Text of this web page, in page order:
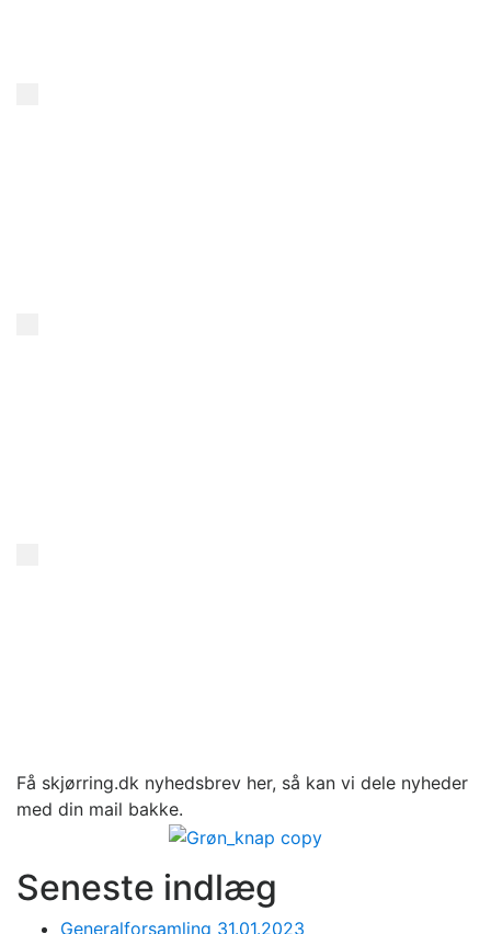
Få skjørring.dk nyhedsbrev her, så kan vi dele nyheder
med din mail bakke.
Seneste indlæg
Generalforsamling 31.01.2023